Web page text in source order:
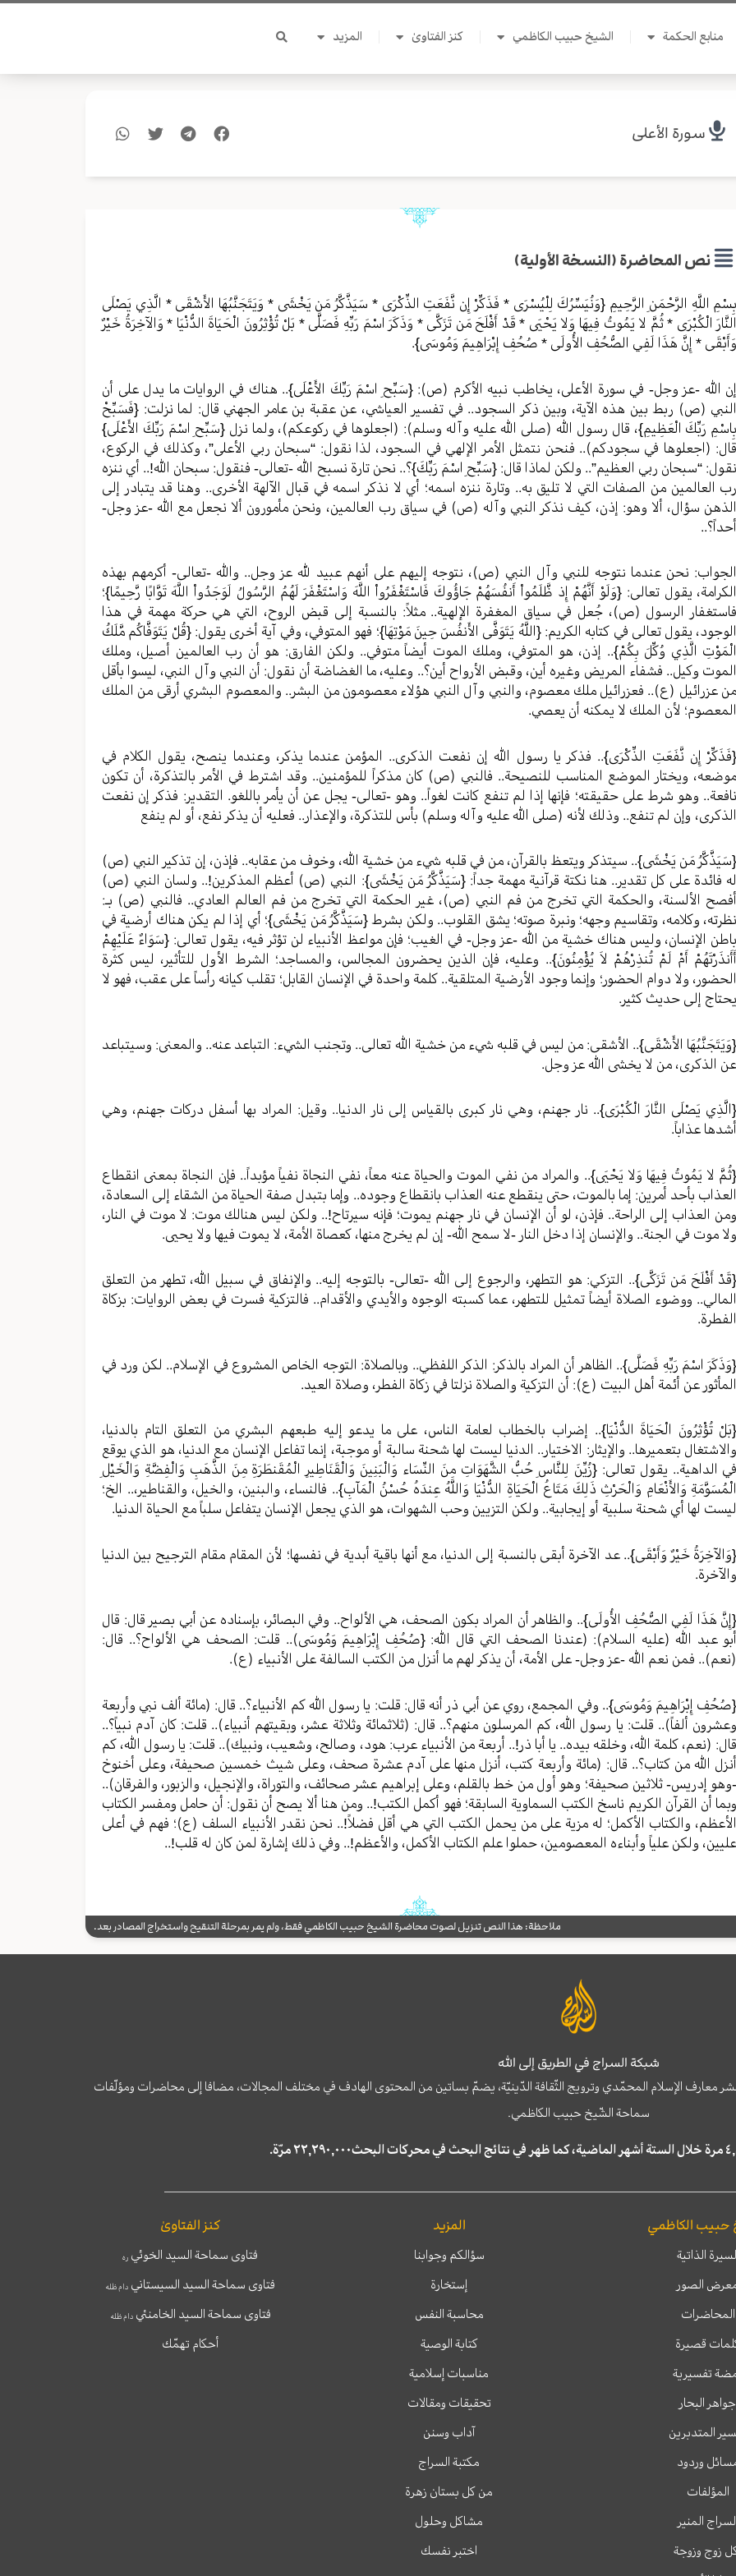
منابع الحكمة الشيخ حبيب الكاظمي كنز الفتاوىٰ المزيد
سورة الأعلى
نص المحاضرة (النسخة الأولية)
بِسْمِ اللَّهِ الرَّحْمَنِ الرَّحِيمِ {وَنُيَسِّرُكَ لِلْيُسْرَى * فَذَكِّرْ إِن نَّفَعَتِ الذِّكْرَى * سَيَذَّكَّرُ مَن يَخْشَى * وَيَتَجَنَّبُهَا الأَشْقَى * الَّذِي يَصْلَى
النَّارَ الْكُبْرَى * ثُمَّ لا يَمُوتُ فِيهَا وَلا يَحْيَى * قَدْ أَفْلَحَ مَن تَزَكَّى * وَذَكَرَ اسْمَ رَبِّهِ فَصَلَّى * بَلْ تُؤْثِرُونَ الْحَيَاةَ الدُّنْيَا * وَالآخِرَةُ خَيْرٌ
وَأَبْقَى * إِنَّ هَذَا لَفِي الصُّحُفِ الأُولَى * صُحُفِ إِبْرَاهِيمَ وَمُوسَى}.
إن الله -عز وجل- في سورة الأعلى، يخاطب نبيه الأكرم (ص): {سَبِّحِ اسْمَ رَبِّكَ الأَعْلَى}.. هناك في الروايات ما يدل على أن
النبي (ص) ربط بين هذه الآية، وبين ذكر السجود.. في تفسير العياشي، عن عقبة بن عامر الجهني قال: لما نزلت: {فَسَبِّحْ
بِاسْمِ رَبِّكَ الْعَظِيمِ}، قال رسول الله (صلى الله عليه وآله وسلم): (اجعلوها في ركوعكم)، ولما نزل {سَبِّحِ اسْمَ رَبِّكَ الأَعْلَى}
قال: (اجعلوها في سجودكم).. فنحن نتمثل الأمر الإلهي في السجود، لذا نقول: “سبحان ربي الأعلى”، وكذلك في الركوع،
نقول: “سبحان ربي العظيم”.. ولكن لماذا قال: {سَبِّحِ اسْمَ رَبِّكَ}؟.. نحن تارة نسبح الله -تعالى- فنقول: سبحان الله!.. أي ننزه
رب العالمين من الصفات التي لا تليق به.. وتارة ننزه اسمه؛ أي لا نذكر اسمه في قبال الآلهة الأخرى.. وهنا قد يتبادر إلى
الذهن سؤال، ألا وهو: إذن، كيف نذكر النبي وآله (ص) في سياق رب العالمين، ونحن مأمورون ألا نجعل مع الله -عز وجل-
أحداً؟..
الجواب: نحن عندما نتوجه للنبي وآل النبي (ص)، نتوجه إليهم على أنهم عبيد لله عز وجل.. والله -تعالى- أكرمهم بهذه
الكرامة، يقول تعالى: {وَلَوْ أَنَّهُمْ إِذ ظَّلَمُواْ أَنفُسَهُمْ جَاؤُوكَ فَاسْتَغْفَرُواْ اللَّهَ وَاسْتَغْفَرَ لَهُمُ الرَّسُولُ لَوَجَدُواْ اللَّهَ تَوَّابًا رَّحِيمًا}؛
فاستغفار الرسول (ص)، جُعل في سياق المغفرة الإلهية.. مثلاً: بالنسبة إلى قبض الروح، التي هي حركة مهمة في هذا
الوجود، يقول تعالى في كتابه الكريم: {اللَّهُ يَتَوَفَّى الأَنفُسَ حِينَ مَوْتِهَا}؛ فهو المتوفي، وفي آية أخرى يقول: {قُلْ يَتَوَفَّاكُم مَّلَكُ
الْمَوْتِ الَّذِي وُكِّلَ بِكُمْ}.. إذن، هو المتوفي، وملك الموت أيضاً متوفي.. ولكن الفارق: هو أن رب العالمين أصيل، وملك
الموت وكيل.. فشفاء المريض وغيره أين، وقبض الأرواح أين؟.. وعليه، ما الغضاضة أن نقول: أن النبي وآل النبي، ليسوا بأقل
من عزرائيل (ع).. فعزرائيل ملك معصوم، والنبي وآل النبي هؤلاء معصومون من البشر.. والمعصوم البشري أرقى من الملك
المعصوم؛ لأن الملك لا يمكنه أن يعصي.
{فَذَكِّرْ إِن نَّفَعَتِ الذِّكْرَى}.. فذكر يا رسول الله إن نفعت الذكرى.. المؤمن عندما يذكر، وعندما ينصح، يقول الكلام في
موضعه، ويختار الموضع المناسب للنصيحة.. فالنبي (ص) كان مذكراً للمؤمنين.. وقد اشترط في الأمر بالتذكرة، أن تكون
نافعة.. وهو شرط على حقيقته؛ فإنها إذا لم تنفع كانت لغواً.. وهو -تعالى- يجل عن أن يأمر باللغو. التقدير: فذكر إن نفعت
الذكرى، وإن لم تنفع.. وذلك لأنه (صلى الله عليه وآله وسلم) بأس للتذكرة، والإعذار.. فعليه أن يذكر نفع، أو لم ينفع
{سَيَذَّكَّرُ مَن يَخْشَى}.. سيتذكر ويتعظ بالقرآن، من في قلبه شيء من خشية الله، وخوف من عقابه.. فإذن، إن تذكير النبي (ص)
له فائدة على كل تقدير.. هنا نكتة قرآنية مهمة جداً: {سَيَذَّكَّرُ مَن يَخْشَى}: النبي (ص) أعظم المذكرين!.. ولسان النبي (ص)
أفصح الألسنة، والحكمة التي تخرج من فم النبي (ص)، غير الحكمة التي تخرج من فم العالم العادي.. فالنبي (ص) بـ:
نظرته، وكلامه، وتقاسيم وجهه؛ ونبرة صوته؛ يشق القلوب.. ولكن بشرط {سَيَذَّكَّرُ مَن يَخْشَى}؛ أي إذا لم يكن هناك أرضية في
باطن الإنسان، وليس هناك خشية من الله -عز وجل- في الغيب؛ فإن مواعظ الأنبياء لن تؤثر فيه، يقول تعالى: {سَوَاءٌ عَلَيْهِمْ
أَأَنذَرْتَهُمْ أَمْ لَمْ تُنذِرْهُمْ لاَ يُؤْمِنُونَ}.. وعليه، فإن الذين يحضرون المجالس، والمساجد؛ الشرط الأول للتأثير، ليس كثرة
الحضور، ولا دوام الحضور؛ وإنما وجود الأرضية المتلقية.. كلمة واحدة في الإنسان القابل؛ تقلب كيانه رأساً على عقب، فهو لا
يحتاج إلى حديث كثير.
{وَيَتَجَنَّبُهَا الأَشْقَى}.. الأشقى: من ليس في قلبه شيء من خشية الله تعالى.. وتجنب الشيء: التباعد عنه.. والمعنى: وسيتباعد
عن الذكرى، من لا يخشى الله عز وجل.
{الَّذِي يَصْلَى النَّارَ الْكُبْرَى}.. نار جهنم، وهي نار كبرى بالقياس إلى نار الدنيا.. وقيل: المراد بها أسفل دركات جهنم، وهي
أشدها عذاباً.
{ثُمَّ لا يَمُوتُ فِيهَا وَلا يَحْيَى}.. والمراد من نفي الموت والحياة عنه معاً، نفي النجاة نفياً مؤبداً.. فإن النجاة بمعنى انقطاع
العذاب بأحد أمرين: إما بالموت، حتى ينقطع عنه العذاب بانقطاع وجوده.. وإما بتبدل صفة الحياة من الشقاء إلى السعادة،
ومن العذاب إلى الراحة.. فإذن، لو أن الإنسان في نار جهنم يموت؛ فإنه سيرتاح!.. ولكن ليس هنالك موت: لا موت في النار،
ولا موت في الجنة.. والإنسان إذا دخل النار -لا سمح الله- إن لم يخرج منها، كعصاة الأمة، لا يموت فيها ولا يحيى.
{قَدْ أَفْلَحَ مَن تَزَكَّى}.. التزكي: هو التطهر، والرجوع إلى الله -تعالى- بالتوجه إليه.. والإنفاق في سبيل الله، تطهر من التعلق
المالي.. ووضوء الصلاة أيضاً تمثيل للتطهر، عما كسبته الوجوه والأيدي والأقدام.. فالتزكية فسرت في بعض الروايات: بزكاة
الفطرة.
{وَذَكَرَ اسْمَ رَبِّهِ فَصَلَّى}.. الظاهر أن المراد بالذكر: الذكر اللفظي.. وبالصلاة: التوجه الخاص المشروع في الإسلام.. لكن ورد في
المأثور عن أئمة أهل البيت (ع): أن التزكية والصلاة نزلتا في زكاة الفطر، وصلاة العيد.
{بَلْ تُؤْثِرُونَ الْحَيَاةَ الدُّنْيَا}.. إضراب بالخطاب لعامة الناس، على ما يدعو إليه طبعهم البشري من التعلق التام بالدنيا،
والاشتغال بتعميرها.. والإيثار: الاختيار.. الدنيا ليست لها شحنة سالبة أو موجبة، إنما تفاعل الإنسان مع الدنيا، هو الذي يوقع
في الداهية.. يقول تعالى: {زُيِّنَ لِلنَّاسِ حُبُّ الشَّهَوَاتِ مِنَ النِّسَاء وَالْبَنِينَ وَالْقَنَاطِيرِ الْمُقَنطَرَةِ مِنَ الذَّهَبِ وَالْفِضَّةِ وَالْخَيْلِ
الْمُسَوَّمَةِ وَالأَنْعَامِ وَالْحَرْثِ ذَلِكَ مَتَاعُ الْحَيَاةِ الدُّنْيَا وَاللَّهُ عِندَهُ حُسْنُ الْمَآبِ}.. فالنساء، والبنين، والخيل، والقناطير،.. الخ؛
ليست لها أي شحنة سلبية أو إيجابية.. ولكن التزيين وحب الشهوات، هو الذي يجعل الإنسان يتفاعل سلباً مع الحياة الدنيا.
{وَالآخِرَةُ خَيْرٌ وَأَبْقَى}.. عد الآخرة أبقى بالنسبة إلى الدنيا، مع أنها باقية أبدية في نفسها؛ لأن المقام مقام الترجيح بين الدنيا
والآخرة.
{إِنَّ هَذَا لَفِي الصُّحُفِ الأُولَى}.. والظاهر أن المراد بكون الصحف، هي الألواح.. وفي البصائر، بإسناده عن أبي بصير قال: قال
أبو عبد الله (عليه السلام): (عندنا الصحف التي قال الله: {صُحُفِ إِبْرَاهِيمَ وَمُوسَى).. قلت: الصحف هي الألواح؟.. قال:
(نعم).. فمن نعم الله -عز وجل- على الأمة، أن يذكر لهم ما أنزل من الكتب السالفة على الأنبياء (ع).
{صُحُفِ إِبْرَاهِيمَ وَمُوسَى}.. وفي المجمع، روي عن أبي ذر أنه قال: قلت: يا رسول الله كم الأنبياء؟.. قال: (مائة ألف نبي وأربعة
وعشرون ألفاً).. قلت: يا رسول الله، كم المرسلون منهم؟.. قال: (ثلاثمائة وثلاثة عشر، وبقيتهم أنبياء).. قلت: كان آدم نبياً؟..
قال: (نعم، كلمة الله، وخلقه بيده.. يا أبا ذر!.. أربعة من الأنبياء عرب: هود، وصالح، وشعيب، ونبيك).. قلت: يا رسول الله، كم
أنزل الله من كتاب؟.. قال: (مائة وأربعة كتب، أنزل منها على آدم عشرة صحف، وعلى شيث خمسين صحيفة، وعلى أخنوخ
-وهو إدريس- ثلاثين صحيفة؛ وهو أول من خط بالقلم، وعلى إبراهيم عشر صحائف، والتوراة، والإنجيل، والزبور، والفرقان)..
وبما أن القرآن الكريم ناسخ الكتب السماوية السابقة؛ فهو أكمل الكتب!.. ومن هنا ألا يصح أن نقول: أن حامل ومفسر الكتاب
الأعظم، والكتاب الأكمل؛ له مزية على من يحمل الكتب التي هي أقل فضلاً!.. نحن نقدر الأنبياء السلف (ع)؛ فهم في أعلى
عليين، ولكن علياً وأبناءه المعصومين، حملوا علم الكتاب الأكمل، والأعظم!.. وفي ذلك إشارة لمن كان له قلب!..
ملاحظة: هذا النص تنزيل لصوت محاضرة الشيخ حبيب الكاظمي فقط، ولم يمر بمرحلة التنقيح واستخراج المصادر بعد.
شبكة السراج في الطريق إلى الله
معارف الإسلام المحمّدي وترويج الثّقافة الدّينيّة، يضمّ بساتين من المحتوى الهادف في مختلف المجالات، مضافا إلى محاضرات ومؤلّفات
سماحة الشّيخ حبيب الكاظمي.
حبيب الكاظمي
الذاتية
الصور
المحاضرات
قصيرة
تفسيرية
جواهر البحار
المتدبرين
وردود
المؤلفات
المنير
زوج وزوجة
المزيد
سؤالكم وجوابنا
إستخارة
محاسبة النفس
كتابة الوصية
مناسبات إسلامية
تحقيقات ومقالات
آداب وسنن
مكتبة السراج
من كل بستان زهرة
مشاكل وحلول
اختبر نفسك
كنز الفتاوىٰ
فتاوى سماحة السيد الخوئي ره
فتاوى سماحة السيد السيستاني دام ظله
فتاوى سماحة السيد الخامنئيدام ظله
أحكام تهمّك